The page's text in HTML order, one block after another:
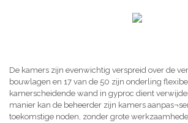
De kamers zijn evenwichtig verspreid over de
bouwlagen en 17 van de 50 zijn onderling
kamerscheidende wand in gyproc dient
manier kan de beheerder zijn kamers
toekomstige noden, zonder grote